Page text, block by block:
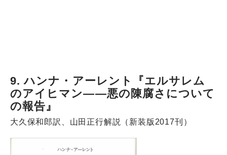
9. ハンナ・アーレント『エルサレム
のアイヒマン――悪の陳腐さについて
の報告』
大久保和郎訳、山田正行解説（新装版2017刊）